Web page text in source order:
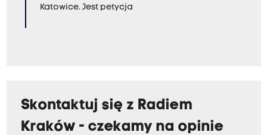
Katowice. Jest petycja
Skontaktuj się z Radiem
Kraków - czekamy na opinie